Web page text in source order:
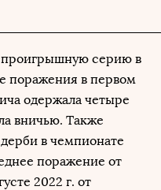
серию в
поражения в первом
одержала четыре
вничью. Также
в чемпионате
поражение от
2022 г. от